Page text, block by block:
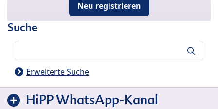
Neu registrieren
Suche
Erweiterte Suche
HiPP WhatsApp-Kanal